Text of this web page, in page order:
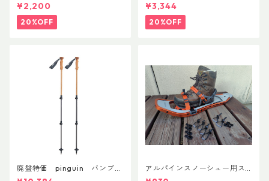
0ml
¥2,200
20%OFF
¥3,344
20%OFF
廃盤特価 pinguin バンブー
FLフォーム(ペア)
アルパインスノーシュー用ス
トラップキャッチ(ペア)